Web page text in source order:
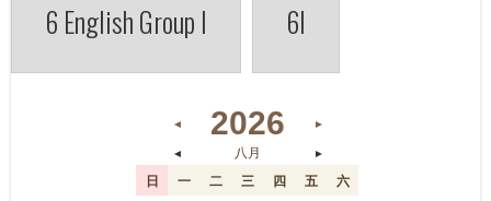
6 English Group I 6I
◄ 2026
►
◄
八月 ►
日 一 二 三 四 五
六